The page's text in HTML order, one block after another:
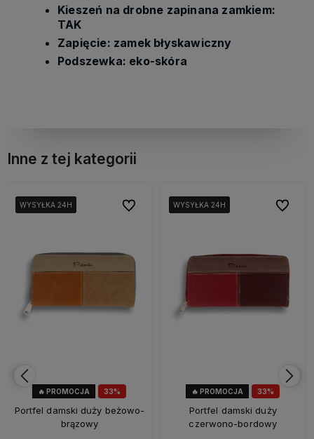
Kieszeń na drobne zapinana zamkiem:
TAK
Zapięcie: zamek błyskawiczny
Podszewka: eko-skóra
Inne z tej kategorii
33%
OKAZJA
🔥 PROMOCJA
WYSYŁKA 24H
WYSYŁKA 24H
WYSYŁKA 24H
WYSYŁKA 24H
Portfel damski duży beżowo-
brązowy
Do ulubionych
Do ulubionych
33%
🔥 PROMOCJA
WYSYŁKA 24H
WYSYŁKA 24H
WYSYŁKA 24H
WYSYŁKA 24H
Portfel damski duży
czerwono-bordowy
Do
Do